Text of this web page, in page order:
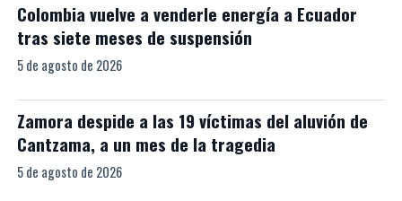
Colombia vuelve a venderle energía a Ecuador
tras siete meses de suspensión
5 de agosto de 2026
Zamora despide a las 19 víctimas del aluvión de
Cantzama, a un mes de la tragedia
5 de agosto de 2026